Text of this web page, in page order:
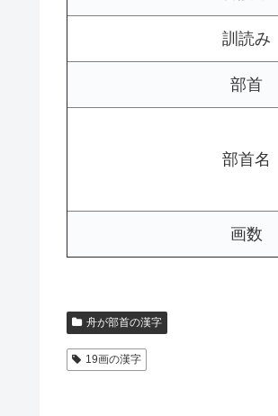
訓読み
部首
部首名
画数
舟が部首の漢字
19画の漢字